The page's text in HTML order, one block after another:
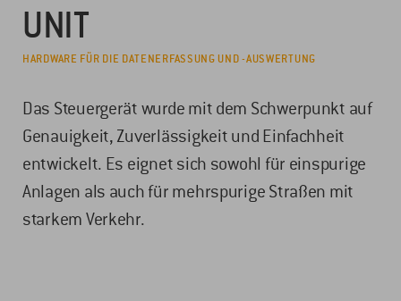
UNIT
HARDWARE FÜR DIE DATENERFASSUNG UND -AUSWERTUNG
Das Steuergerät wurde mit dem Schwerpunkt auf
Genauigkeit, Zuverlässigkeit und Einfachheit
entwickelt. Es eignet sich sowohl für einspurige
Anlagen als auch für mehrspurige Straßen mit
starkem Verkehr.